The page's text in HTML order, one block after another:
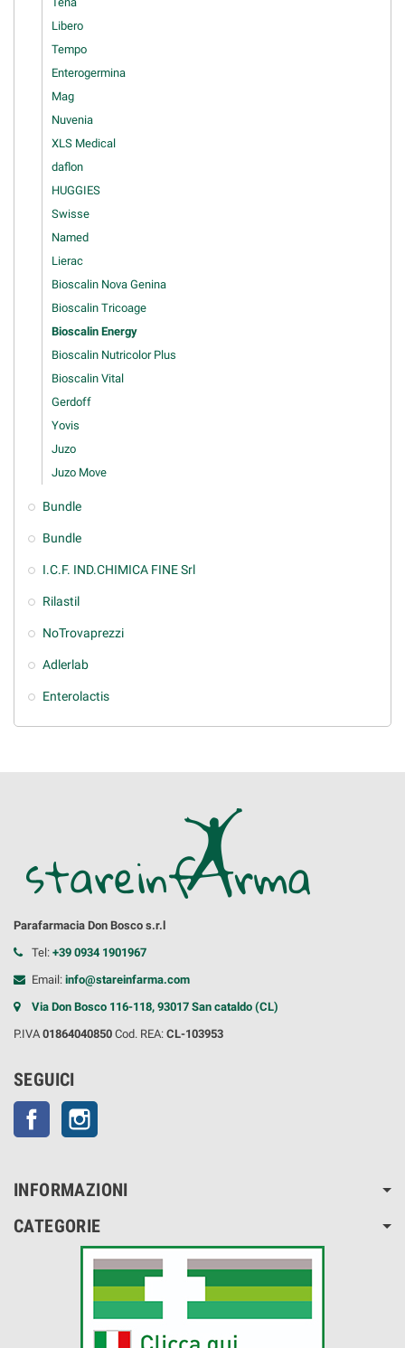
Libero
Tempo
Enterogermina
Mag
Nuvenia
XLS Medical
daflon
HUGGIES
Swisse
Named
Lierac
Bioscalin Nova Genina
Bioscalin Tricoage
Bioscalin Energy
Bioscalin Nutricolor Plus
Bioscalin Vital
Gerdoff
Yovis
Juzo
Juzo Move
Bundle
Bundle
I.C.F. IND.CHIMICA FINE Srl
Rilastil
NoTrovaprezzi
Adlerlab
Enterolactis
Parafarmacia Don Bosco s.r.l
Tel: +39 0934 1901967
Email: info@stareinfarma.com
Via Don Bosco 116-118, 93017 San cataldo (CL)
P.IVA 01864040850 Cod. REA: CL-103953
SEGUICI
Facebook
INFORMAZIONI
CATEGORIE